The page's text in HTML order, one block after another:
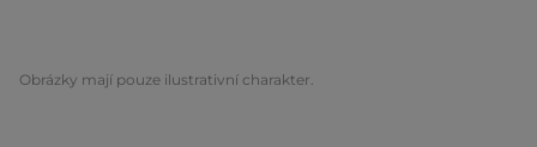
Obrázky mají pouze ilustrativní charakter.